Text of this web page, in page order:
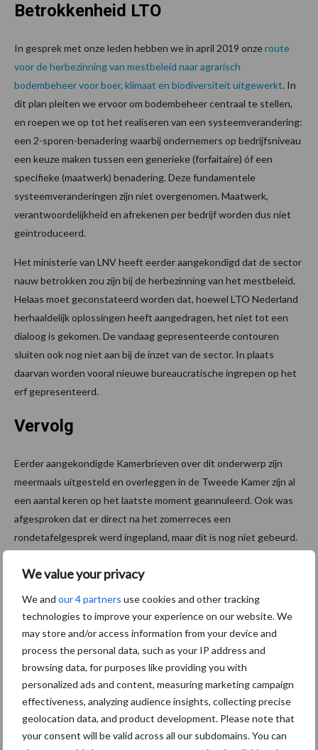
We value your privacy
We and our 4 partners use cookies and other tracking
technologies to improve your experience on our website. We
may store and/or access information from your device and
process the personal data, such as your IP address and
browsing data, for purposes like providing you with
personalized ads and content, measuring marketing campaign
effectiveness, analyzing audience insights, collecting precise
geolocation data, and product development. Please note that
your consent will be valid across all our subdomains. You can
Betrokkenheid LTO
In gesprek met onze leden hebben we in april 2019 onzeroute
voor de herbezinning van mestbeleid naar agrarisch
bodembeheer voor boer, klimaat en biodiversiteit uitgewerkt. In
dit plan pleiten we ervoor om bodembeheer centraal te stellen,
en roepen we op tot het realiseren van een systeemverandering:
een 2-sporen-benadering waarbij ondernemers op bedrijfsniveau
een keuze maken tussen een generieke (forfaitaire) óf een
specifieke (maatwerk) benadering. Deze fundamentele
systeemveranderingen zijn niet overgenomen. Maatwerk,
verantwoordelijkheid en afrekenen per bedrijf worden dus niet
geïntroduceerd.
Het ministerie van LNV heeft eerder aangekondigd dat de sector
nauw betrokken zou zijn bij de herbezinning van het mestbeleid.
Helaas moet geconstateerd worden dat, hoewel LTO Nederland
herhaaldelijk oplossingen heeft aangedragen, het niet tot een
dialoog is gekomen. De vandaag gepresenteerde contouren
sluiten ook nog niet aan bij de inzet van de sector. In plaats
daarvan worden vooral nieuwe bureaucratische ingrepen op het
erf gepresenteerd.
Vervolg
Eerder aangekondigde Kamerbrieven over dit onderwerp zijn
meermaals uitgesteld en overleggen in de Tweede Kamer zijn al
een aantal keren op het laatste moment geannuleerd. Ook was
afgesproken dat er direct na het zomerreces een
rondetafelgesprek werd ingepland, maar dit is nog niet gebeurd.
gewacht op deze contouren.
LTO Nederland bespreekt de inbreng vanuit de sector regelmatig
met Kamerleden. In de aanloop naar het debat over deze brief
gaan we dat gesprek weer aan.
Bron:LTO Nederland
Aanbevolen voor jou!
Grondstoffenmarkt blijft